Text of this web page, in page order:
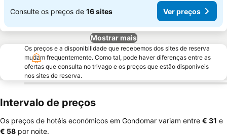
Consulte os preços de 16 sites Ver preços
Mostrar mais
Os preços e a disponibilidade que recebemos dos sites de reserva
mudam frequentemente. Como tal, pode haver diferenças entre as
ofertas que consulta no trivago e os preços que estão disponíveis
nos sites de reserva.
Intervalo de preços
Os preços de hotéis económicos em Gondomar variam entre ‎€ 31 e
‎€ 58 por noite.